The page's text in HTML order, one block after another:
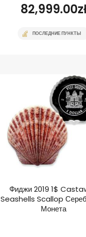
82,999.00
ПОСЛЕДНИЕ ПУНКТЫ
Фиджи 2019 1$
Seashells Scallop
Монета